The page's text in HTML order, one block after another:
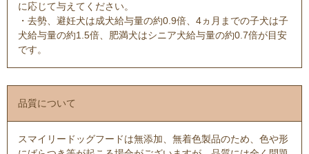
に応じて与えてください。
・去勢、避妊犬は成犬給与量の約0.9倍、4ヵ月までの子犬は子
犬給与量の約1.5倍、肥満犬はシニア犬給与量の約0.7倍が目安
です。
品質について
スマイリードッグフードは無添加、無着色製品のため、色や形